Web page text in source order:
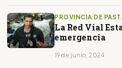
PROVINCIA DE
La Red Vial
emergencia
19 de junio, 2024